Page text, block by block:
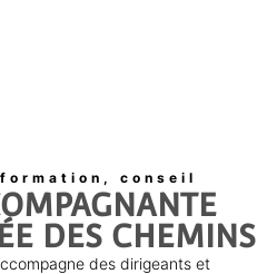
conseil
DES CHEMINS
des dirigeants et